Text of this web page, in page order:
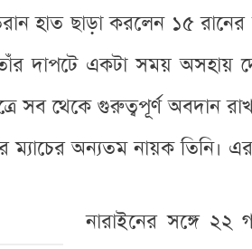
হাত ছাড়া করলেন ১৫
দাপটে একটা সময় অসহায়
সব থেকে গুরুত্বপূর্ণ অবদান
ম্যাচের অন্যতম নায়ক তিনি।
নারাইনের সঙ্গে